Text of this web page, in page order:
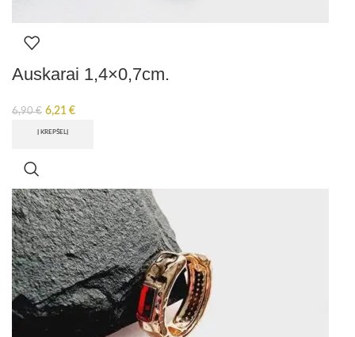
Auskarai 1,4×0,7cm.
6,90€ 6,21 €
Į KREPŠELĮ